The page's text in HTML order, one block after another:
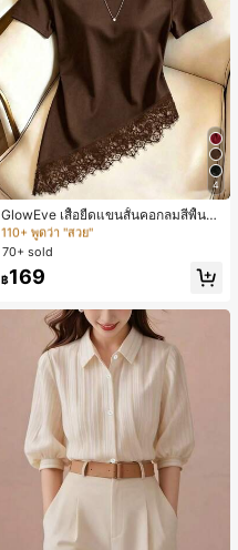
4
GlowEve เสื้อยืดแขนสั้นคอกลมสีพื้นลำ
ลองอเนกประสงค์สำหรับผู้หญิง
#3 ขายดี
ใน สีน้ำตาล เสื้อยืดลำลองพื้นฐาน
110+ พูดว่า "สวย"
#3 ขายดี
110+ พูดว่า "สวย"
#3 ขายดี
110+ พูดว่า "สวย"
#3 ขายดี
ใน สีน้ำตาล เสื้อยืดลำลองพื้นฐาน
70+ sold
฿169